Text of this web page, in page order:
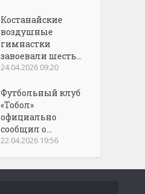
Костанайские
воздушные
гимнастки
завоевали шесть...
24.04.2026 09:20
Футбольный клуб
«Тобол»
официально
сообщил о...
22.04.2026 19:56